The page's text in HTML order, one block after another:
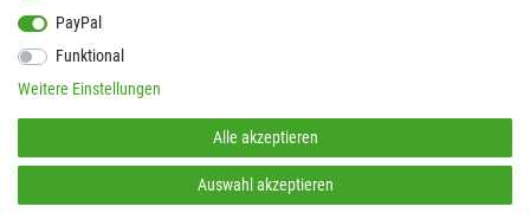
FOLGEN SIE UNS AUCH AUF
PayPal
Funktional
Weitere Einstellungen
Alle akzeptieren
Auswahl akzeptieren